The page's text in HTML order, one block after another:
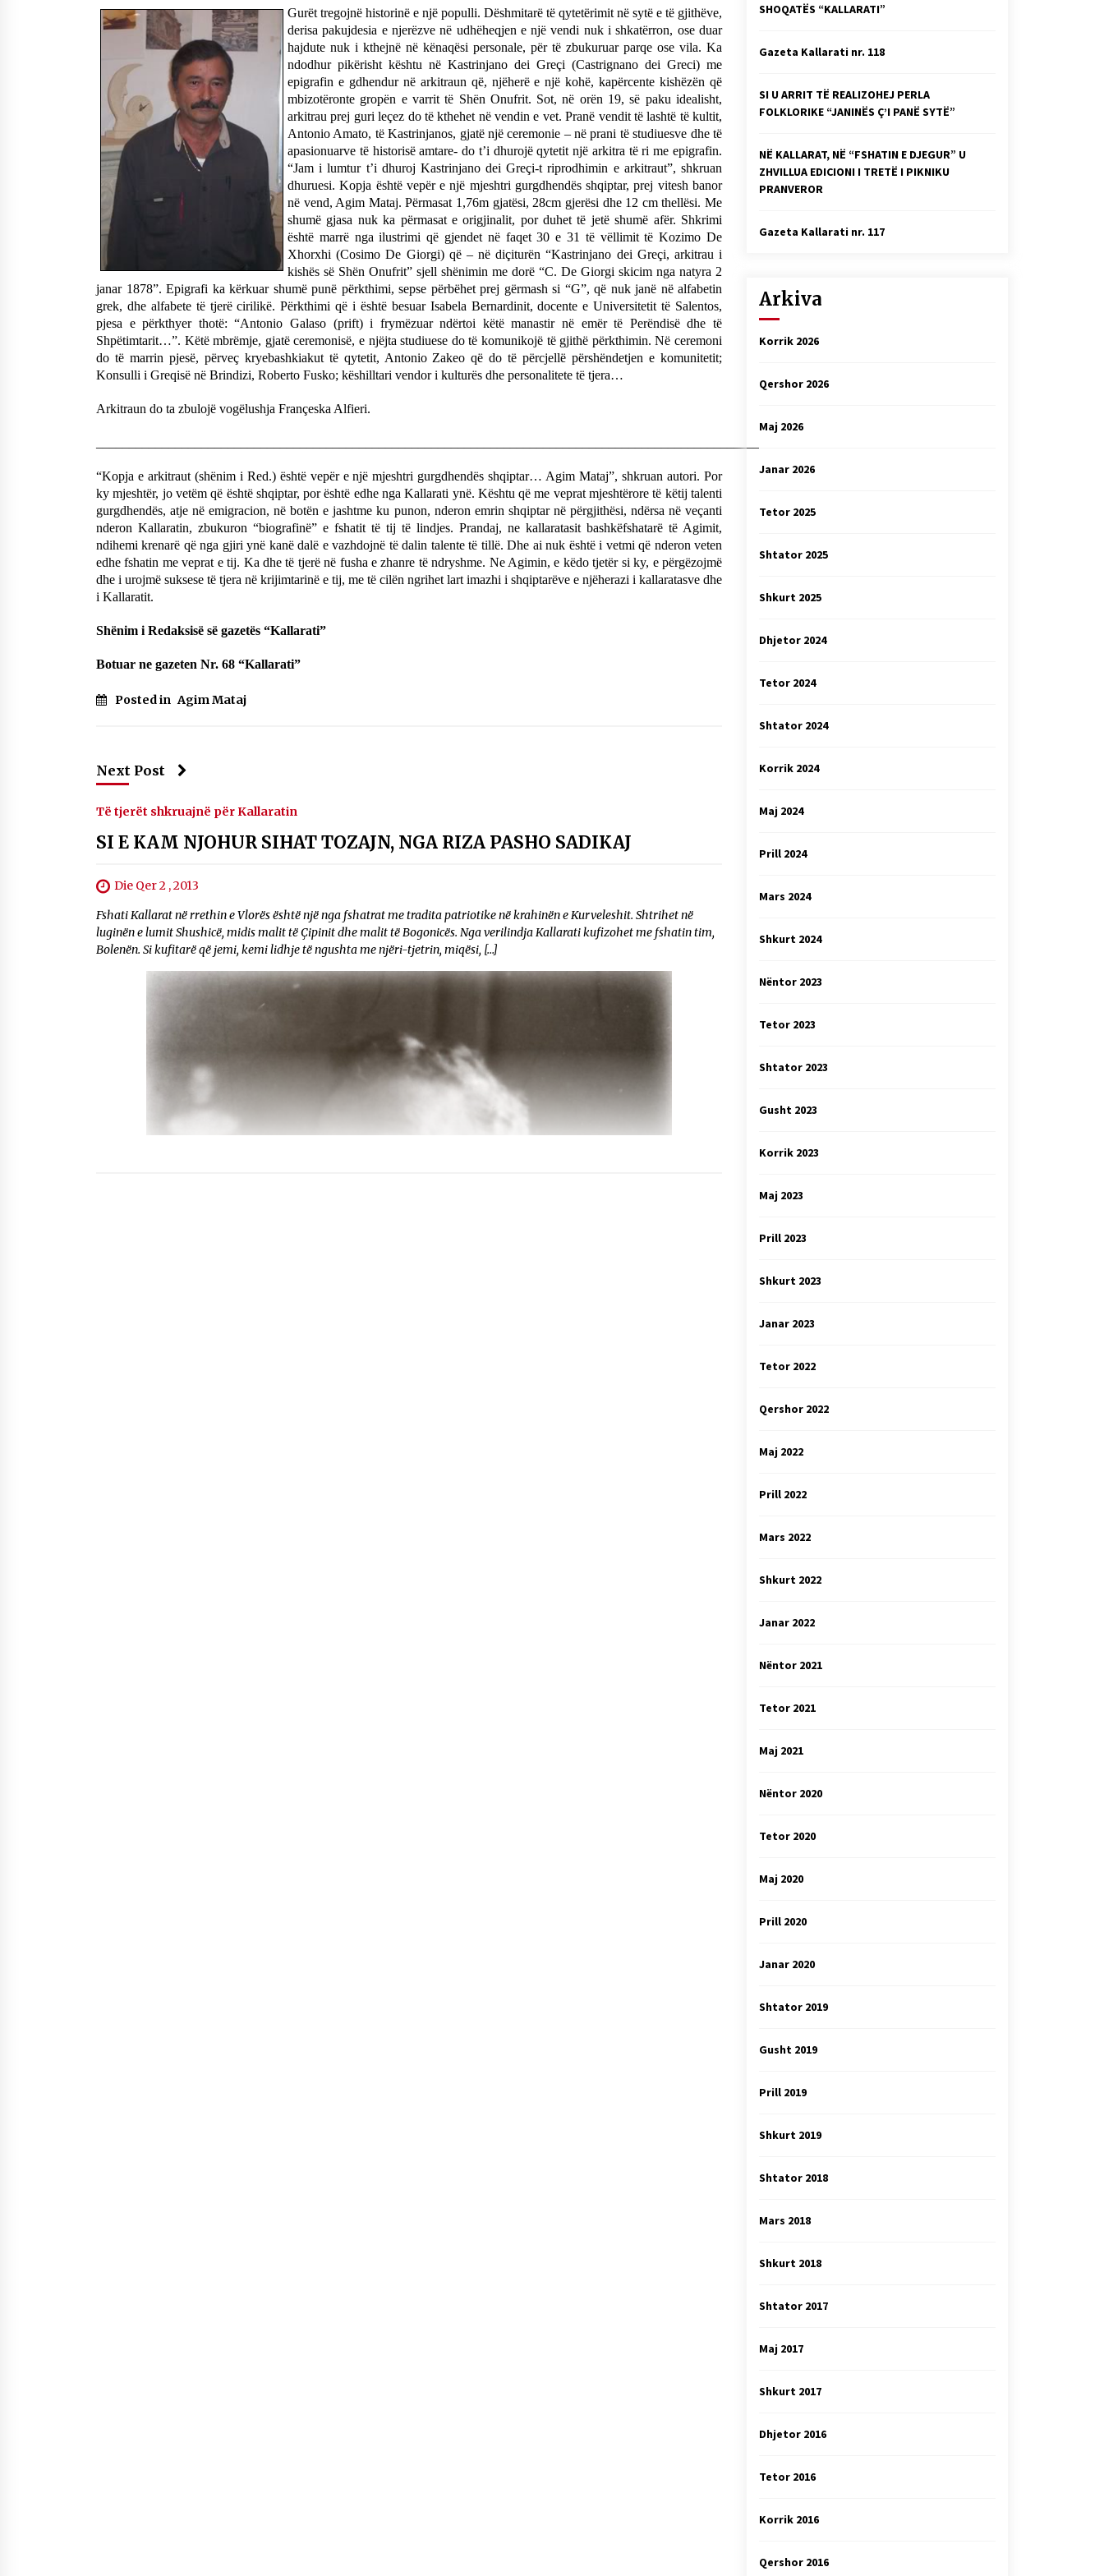
Mbi kockat e martirëve ngrihet
Atdheu
17/10/2025
Gazeta Kallarati nr. 115
14/10/2025
Faksimilet e një 83 vjetori lufte:
04/10/2025
KALLARATI NË AKSIONET
KOMBËTARE PËR RINDËRTIMIN E
VENDIT – NGA ÇIZE XHAFERAJ
22/09/2025
– ËNGJËLL HASIMAJ – “KUJTIMET E
MIA PËR KALLARATIN SI MËSUES I
MATEMATIKËS, POR EDHE SI NJË
BANOR I PËRKOHSHËM I TIJ”
12/09/2025
Gazeta Kallarati nr. 114
06/02/2025
Gurët tregojnë historinë e një populli. Dëshmitarë të qytetërimit në sytë e të gjithëve,
derisa pakujdesia e njerëzve në udhëheqjen e një vendi nuk i shkatërron, ose duar
hajdute nuk i kthejnë në kënaqësi personale, për të zbukuruar parqe ose vila. Ka
ndodhur pikërisht kështu në Kastrinjano dei Greçi (Castrignano dei Greci) me
epigrafin e gdhendur në arkitraun që, njëherë e një kohë, kapërcente kishëzën që
mbizotëronte gropën e varrit të Shën Onufrit. Sot, në orën 19, së paku idealisht,
arkitrau prej guri leçez do të kthehet në vendin e vet. Pranë vendit të lashtë të kultit,
Antonio Amato, të Kastrinjanos, gjatë një ceremonie – në prani të studiuesve dhe të
apasionuarve të historisë amtare- do t’i dhurojë qytetit një arkitra të ri me epigrafin.
“Jam i lumtur t’i dhuroj Kastrinjano dei Greçi-t riprodhimin e arkitraut”, shkruan
dhuruesi. Kopja është vepër e një mjeshtri gurgdhendës shqiptar, prej vitesh banor
në vend, Agim Mataj. Përmasat 1,76m gjatësi, 28cm gjerësi dhe 12 cm thellësi. Me
shumë gjasa nuk ka përmasat e origjinalit, por duhet të jetë shumë afër. Shkrimi
është marrë nga ilustrimi që gjendet në faqet 30 e 31 të vëllimit të Kozimo De
Xhorxhi (Cosimo De Giorgi) që – në diçiturën “Kastrinjano dei Greçi, arkitrau i
kishës së Shën Onufrit” sjell shënimin me dorë “C. De Giorgi skicim nga natyra 2
janar 1878”. Epigrafi ka kërkuar shumë punë përkthimi, sepse përbëhet prej gërmash si “G”, që nuk janë në alfabetin
grek, dhe alfabete të tjerë cirilikë. Përkthimi që i është besuar Isabela Bernardinit, docente e Universitetit të Salentos,
pjesa e përkthyer thotë: “Antonio Galaso (prift) i frymëzuar ndërtoi këtë manastir në emër të Perëndisë dhe të
Shpëtimtarit…”. Këtë mbrëmje, gjatë ceremonisë, e njëjta studiuese do të komunikojë të gjithë përkthimin. Në ceremoni
do të marrin pjesë, përveç kryebashkiakut të qytetit, Antonio Zakeo që do të përcjellë përshëndetjen e komunitetit;
Konsulli i Greqisë në Brindizi, Roberto Fusko; këshilltari vendor i kulturës dhe personalitete të tjera…
Arkitraun do ta zbulojë vogëlushja Françeska Alfieri.
“Kopja e arkitraut (shënim i Red.) është vepër e një mjeshtri gurgdhendës shqiptar… Agim Mataj”, shkruan autori. Por
ky mjeshtër, jo vetëm që është shqiptar, por është edhe nga Kallarati ynë. Kështu që me veprat mjeshtërore të këtij talenti
gurgdhendës, atje në emigracion, në botën e jashtme ku punon, nderon emrin shqiptar në përgjithësi, ndërsa në veçanti
nderon Kallaratin, zbukuron “biografinë” e fshatit të tij të lindjes. Prandaj, ne kallaratasit bashkëfshatarë të Agimit,
ndihemi krenarë që nga gjiri ynë kanë dalë e vazhdojnë të dalin talente të tillë. Dhe ai nuk është i vetmi që nderon veten
edhe fshatin me veprat e tij. Ka dhe të tjerë në fusha e zhanre të ndryshme. Ne Agimin, e këdo tjetër si ky, e përgëzojmë
dhe i urojmë suksese të tjera në krijimtarinë e tij, me të cilën ngrihet lart imazhi i shqiptarëve e njëherazi i kallaratasve dhe
i Kallaratit.
Shënim i Redaksisë së gazetës “Kallarati”
Botuar ne gazeten Nr. 68 “Kallarati”
Posted in Agim Mataj
Next Post
Të tjerët shkruajnë për Kallaratin
SI E KAM NJOHUR SIHAT TOZAJN, NGA RIZA PASHO SADIKAJ
Die Qer 2 , 2013
Fshati Kallarat në rrethin e Vlorës është një nga fshatrat me tradita patriotike në krahinën e Kurveleshit. Shtrihet në
luginën e lumit Shushicë, midis malit të Çipinit dhe malit të Bogonicës. Nga verilindja Kallarati kufizohet me fshatin tim,
Bolenën. Si kufitarë që jemi, kemi lidhje të ngushta me njëri-tjetrin, miqësi, […]
SHOQATËS “KALLARATI”
Gazeta Kallarati nr. 118
SI U ARRIT TË REALIZOHEJ PERLA
FOLKLORIKE “JANINËS Ç’I PANË SYTË”
NË KALLARAT, NË “FSHATIN E DJEGUR” U
ZHVILLUA EDICIONI I TRETË I PIKNIKU
PRANVEROR
Gazeta Kallarati nr. 117
Arkiva
Korrik 2026
Qershor 2026
Maj 2026
Janar 2026
Tetor 2025
Shtator 2025
Shkurt 2025
Dhjetor 2024
Tetor 2024
Shtator 2024
Korrik 2024
Maj 2024
Prill 2024
Mars 2024
Shkurt 2024
Nëntor 2023
Tetor 2023
Shtator 2023
Gusht 2023
Korrik 2023
Maj 2023
Prill 2023
Shkurt 2023
Janar 2023
Tetor 2022
Qershor 2022
Maj 2022
Prill 2022
Mars 2022
Shkurt 2022
Janar 2022
Nëntor 2021
Tetor 2021
Maj 2021
Nëntor 2020
Tetor 2020
Maj 2020
Prill 2020
Janar 2020
Shtator 2019
Gusht 2019
Prill 2019
Shkurt 2019
Shtator 2018
Mars 2018
Shkurt 2018
Shtator 2017
Maj 2017
Shkurt 2017
Dhjetor 2016
Tetor 2016
Korrik 2016
Qershor 2016